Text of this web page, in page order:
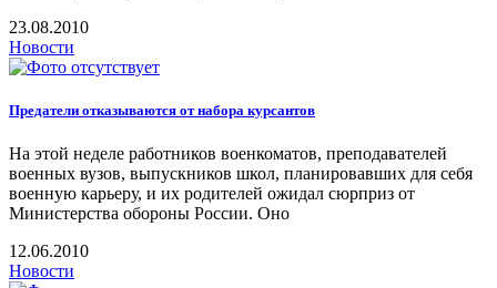
23.08.2010
Новости
Предатели отказываются от набора курсантов
На этой неделе работников военкоматов, преподавателей
военных вузов, выпускников школ, планировавших для себя
военную карьеру, и их родителей ожидал сюрприз от
Министерства обороны России. Оно
12.06.2010
Новости